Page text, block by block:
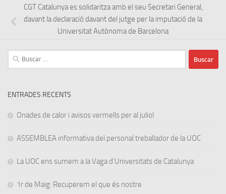
CGT Catalunya es solidaritza amb el seu Secretari General,
davant la declaració davant del jutge per la imputació de la
Universitat Autònoma de Barcelona
Buscar:
ENTRADES RECENTS
Onades de calor i avisos vermells per al juliol
ASSEMBLEA informativa del personal treballador de la UOC
La UOC ens sumem a la Vaga d’Universitats de Catalunya
1r de Maig: Recuperem el que és nostre